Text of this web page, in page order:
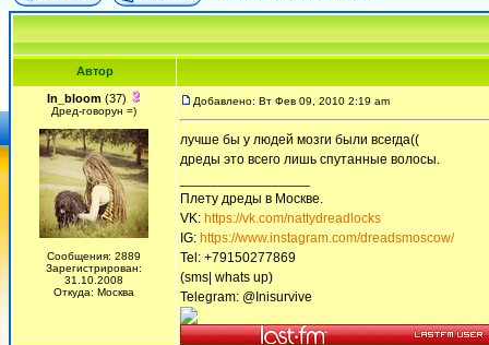
Автор
In_bloom(37)
Дред-говорун =)
Сообщения: 2889
Зарегистрирован:
31.10.2008
Откуда: Москва
Добавлено: Вт Фев 09, 2010 2:19 am
лучше бы у людей мозги были всегда((
дреды это всего лишь спутанные волосы.
Плету дреды в Москве.
VK: https://vk.com/nattydreadlocks
IG: https://www.instagram.com/dreadsmoscow/
Tel: +79150277869
(sms| whats up)
Telegram: @Inisurvive